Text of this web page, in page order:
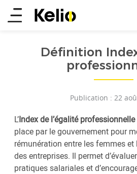
Aller
auMain
Définition
Publication : 22
L’Index de l’égalité professionnelle
place par le gouvernement pour
rémunération entre les femmes
des entreprises. Il permet
pratiques salariales et